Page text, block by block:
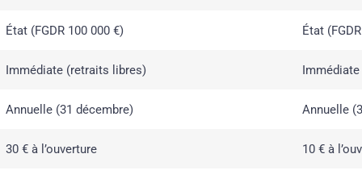
État (FGDR 100 000 €) État
Immédiate (retraits libres)
Annuelle (31 décembre) Annuelle
30 € à l’ouverture 10 € à